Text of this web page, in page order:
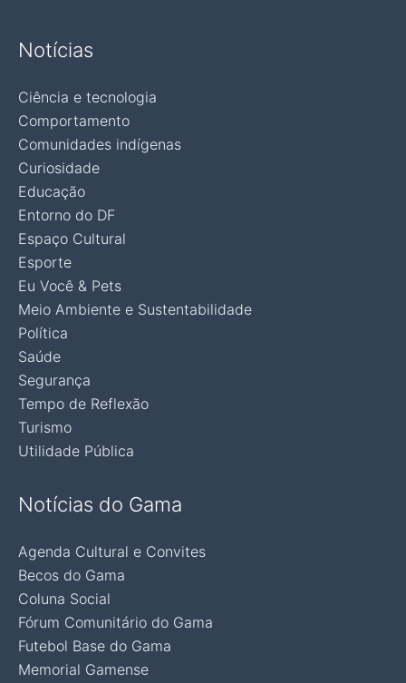
Notícias
Ciência e tecnologia
Comportamento
Comunidades indígenas
Curiosidade
Educação
Entorno do DF
Espaço Cultural
Esporte
Eu Você & Pets
Meio Ambiente e Sustentabilidade
Política
Saúde
Segurança
Tempo de Reflexão
Turismo
Utilidade Pública
Notícias do Gama
Agenda Cultural e Convites
Becos do Gama
Coluna Social
Fórum Comunitário do Gama
Futebol Base do Gama
Memorial Gamense